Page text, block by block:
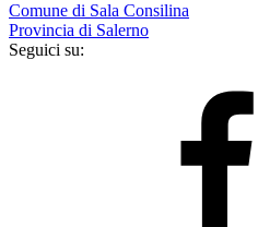
Comune di Sala Consilina
Provincia di Salerno
Seguici su: